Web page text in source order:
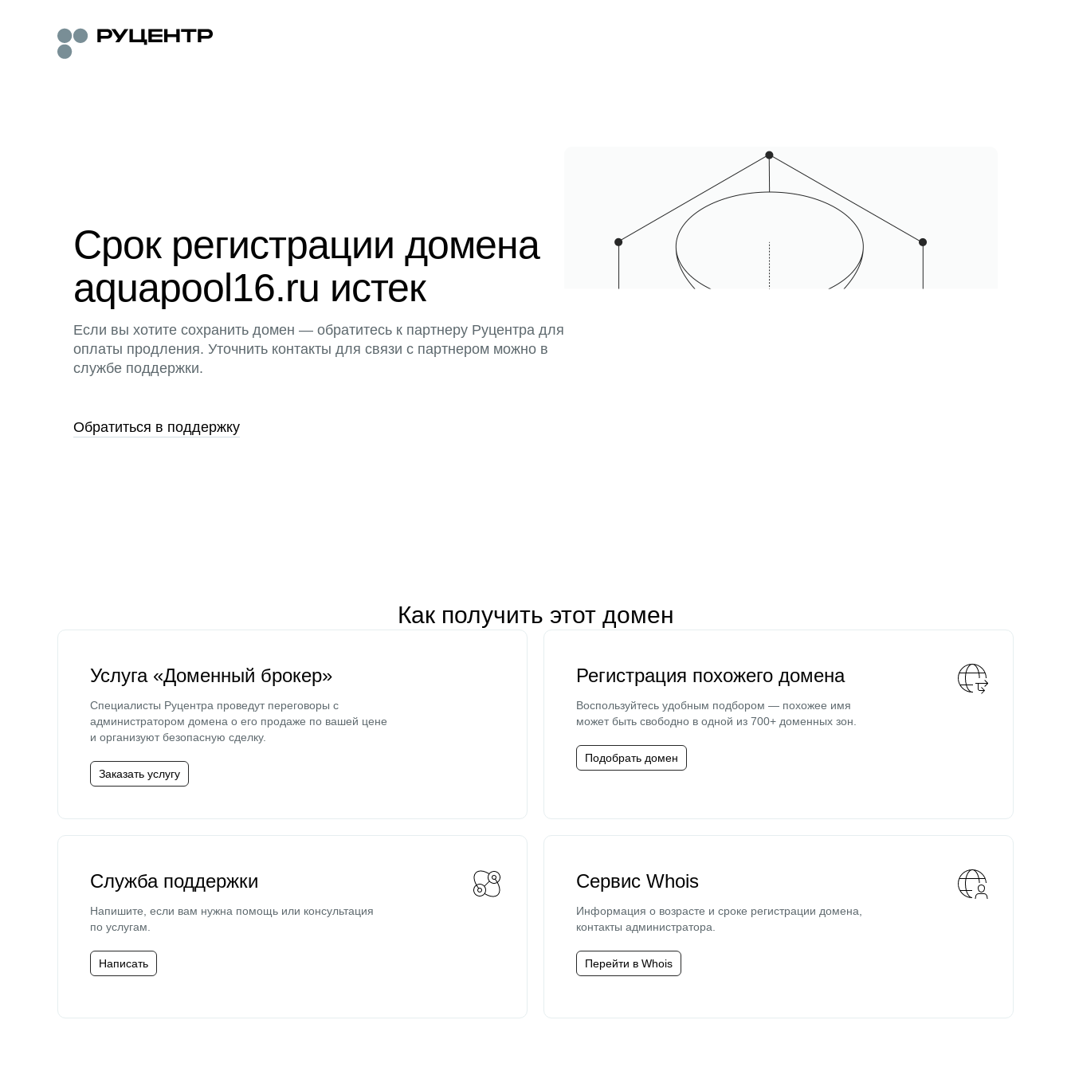
Срок регистрации домена
aquapool16.ru истек
Если вы хотите сохранить домен — обратитесь к партнеру Руцентра для
оплаты продления. Уточнить контакты для связи с партнером можно в
службе поддержки.
Обратиться в поддержку
Как получить этот домен
Услуга «Доменный брокер»
Специалисты Руцентра проведут переговоры с
администратором домена о его продаже по вашей цене
и организуют безопасную сделку.
Заказать услугу
Регистрация похожего домена
Воспользуйтесь удобным подбором — похожее имя
может быть свободно в одной из 700+ доменных зон.
Подобрать домен
Служба поддержки
Напишите, если вам нужна помощь или консультация
по услугам.
Написать
Сервис Whois
Информация о возрасте и сроке регистрации домена,
контакты администратора.
Перейти в Whois